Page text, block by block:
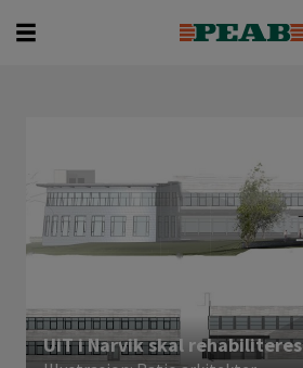
UiT i Narvik skal rehabiliteres